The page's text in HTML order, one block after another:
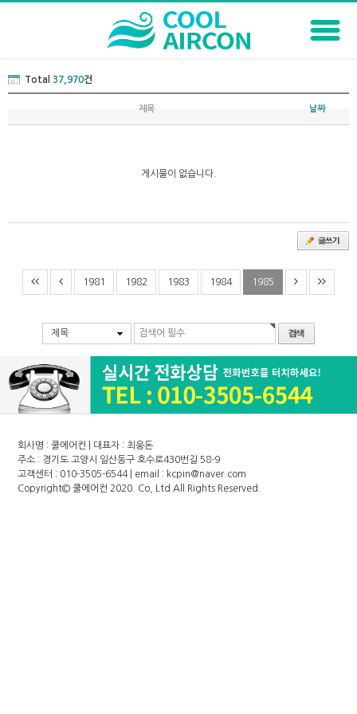
Total 37,970건
제목 날짜
게시물이 없습니다.
1981 1982 1983 1984 1985
제목
회사명 : 쿨에어컨 | 대표자 : 최웅돈
주소 : 경기도 고양시 일산동구 호수로430번길 58-9
고객센터 : 010-3505-6544 | email : kcpin@naver.com
Copyright©쿨에어컨 2020. Co, Ltd All Rights Reserved.